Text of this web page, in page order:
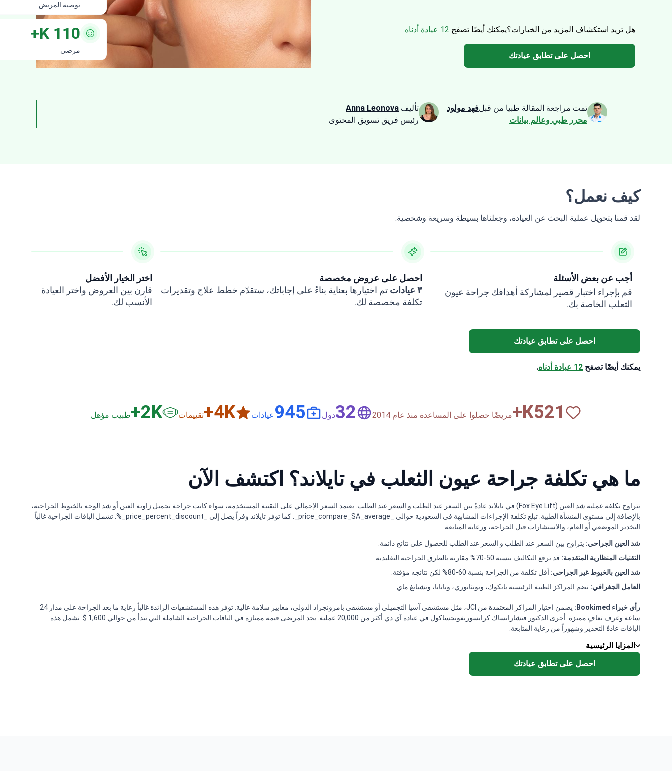
هل تريد استكشاف المزيد من الخيارات؟يمكنك أيضًا تصفح 12 عيادة أدناه .
احصل على تطابق عيادتك
توصية المريض
110
مرضى
تمت مراجعة المقالة طبيا من قبلفهد مولود
محرر طبي وعالم بيانات
تأليف Anna Leonova
رئيس فريق تسويق المحتوى
كيف نعمل؟
لقد قمنا بتحويل عملية البحث عن العيادة، وجعلناها بسيطة وسريعة وشخصية.
أجب عن بعض الأسئلة
قم بإجراء اختبار قصير لمشاركة أهدافك جراحة عيون
الثعلب الخاصة بك.
احصل على عروض مخصصة
٣ عيادات
تم اختيارها بعناية بناءً على إجاباتك، ستقدّم خطط علاج وتقديرات
تكلفة مخصصة لك.
اختر الخيار الأفضل
قارن بين العروض واختر العيادة
الأنسب لك.
احصل على تطابق عيادتك
يمكنك أيضًا تصفح 12 عيادة أدناه .
820
К+ مريضًا حصلوا على المساعدة منذ عام 2014 50دول 1,500عيادات 6K+ تقييمات 3K+ طبيب مؤهل
ما هي تكلفة جراحة عيون الثعلب في تايلاند؟ اكتشف الآن
تتراوح تكلفة عملية شد العين (Fox Eye Lift) في تايلاند عادةً بين السعر عند الطلب و السعر عند الطلب. يعتمد السعر الإجمالي على التقنية المستخدمة، سواء كانت جراحة تجميل زاوية العين أو شد الوجه بالخيوط الجراحية،
بالإضافة إلى مستوى المنشأة الطبية. تبلغ تكلفة الإجراءات المشابهة في السعودية حوالي _price_compare_SA_average_. كما توفر تايلاند وفراً يصل إلى _price_percent_discount_%. تشمل الباقات الجراحية غالباً
التخدير الموضعي أو العام، والاستشارات قبل الجراحة، ورعاية المتابعة.
شد العين الجراحي: يتراوح بين السعر عند الطلب و السعر عند الطلب للحصول على نتائج دائمة.
التقنيات المنظارية المتقدمة: قد ترفع التكاليف بنسبة 50-70% مقارنة بالطرق الجراحية التقليدية.
شد العين بالخيوط غير الجراحي: أقل تكلفة من الجراحة بنسبة 60-80% لكن نتائجه مؤقتة.
العامل الجغرافي: تضم المراكز الطبية الرئيسية بانكوك، ونونثابوري، وباتايا، وتشيانغ ماي.
رأي خبراء Bookimed:
يضمن اختيار المراكز المعتمدة من JCI، مثل مستشفى آسيا التجميلي أو مستشفى بامرونجراد الدولي، معايير سلامة عالية. توفر هذه المستشفيات الرائدة غالباً رعاية ما بعد الجراحة على مدار 24
ساعة وغرف تعافٍ مميزة. أجرى الدكتور فتشاراتساك كرايسورنفونجساكول في عيادة آي دي أكثر من 20,000 عملية. يجد المرضى قيمة ممتازة في الباقات الجراحية الشاملة التي تبدأ من حوالي 1,600 $. تشمل هذه
الباقات عادةً التخدير وشهوراً من رعاية المتابعة.
المزايا الرئيسية
احصل على تطابق عيادتك